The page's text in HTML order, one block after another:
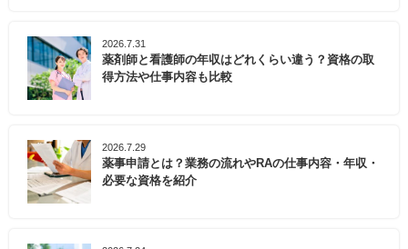
2026.7.31
薬剤師と看護師の年収はどれくらい違う？資格の取
得方法や仕事内容も比較
2026.7.29
薬事申請とは？業務の流れやRAの仕事内容・年収・
必要な資格を紹介